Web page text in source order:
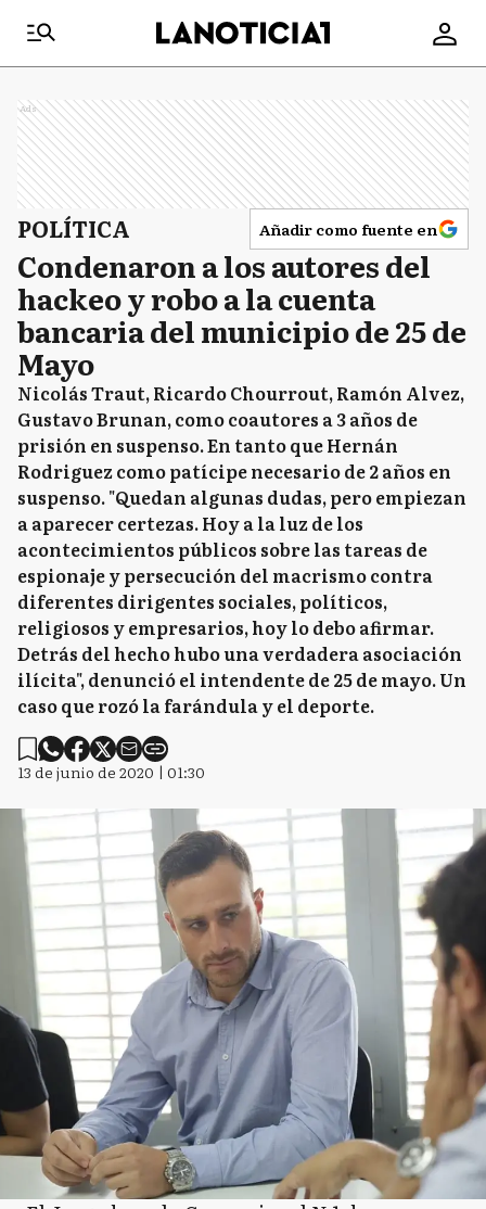
Ads
POLÍTICA Añadir como fuente en
Condenaron a los autores del
hackeo y robo a la cuenta
bancaria del municipio de 25 de
Mayo
Nicolás Traut, Ricardo Chourrout, Ramón Alvez,
Gustavo Brunan, como coautores a 3 años de
prisión en suspenso. En tanto que Hernán
Rodriguez como patícipe necesario de 2 años en
suspenso. "Quedan algunas dudas, pero empiezan
a aparecer certezas. Hoy a la luz de los
acontecimientos públicos sobre las tareas de
espionaje y persecución del macrismo contra
diferentes dirigentes sociales, políticos,
religiosos y empresarios, hoy lo debo afirmar.
Detrás del hecho hubo una verdadera asociación
ilícita", denunció el intendente de 25 de mayo. Un
caso que rozó la farándula y el deporte.
13 de junio de 2020 | 01:30